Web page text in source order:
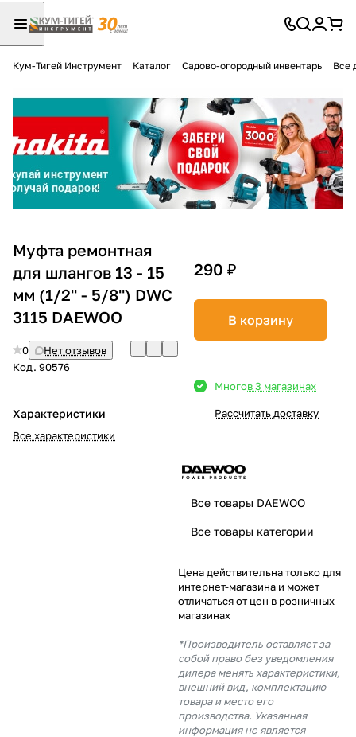
Кум-Тигей Инструмент Каталог Садово-огородный инвентарь Все
Муфта ремонтная
для шлангов 13 - 15
мм (1/2'' - 5/8'') DWC
3115 DAEWOO
0
Нет отзывов
Код. 90576
Характеристики
Все характеристики
290 ₽
В корзину
Многов 3 магазинах
Рассчитать доставку
Все товары DAEWOO
Все товары категории
Цена действительна только для
интернет-магазина и может
отличаться от цен в розничных
магазинах
*Производитель оставляет за
собой право без уведомления
дилера менять характеристики,
внешний вид, комплектацию
товара и место его
производства. Указанная
информация не является
Разбейте
оплатуна части
без переплат
График платежей
Сегодня
25 %
% картой любого банка
% будут
с вашей карты